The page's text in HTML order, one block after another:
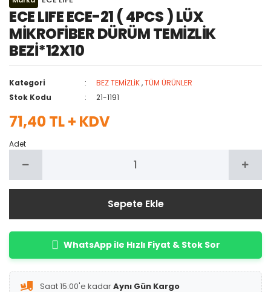
ECE LIFE ECE-21 ( 4PCS ) LÜX
MİKROFİBER DÜRÜM TEMİZLİK
BEZİ*12X10
Kategori BEZ TEMİZLİK,TÜM ÜRÜNLER
Stok Kodu
21-1191
71,40 TL + KDV
Adet
Sepete Ekle
WhatsApp ile Hızlı Fiyat & Stok Sor
Saat 15:00'e kadarAynı Gün Kargo